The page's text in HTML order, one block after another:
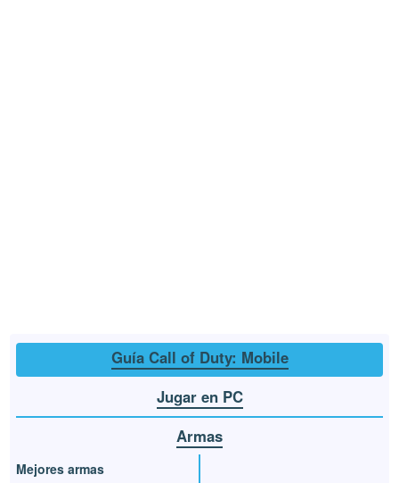
Guía Call of Duty: Mobile
Jugar en PC
Armas
Mejores armas